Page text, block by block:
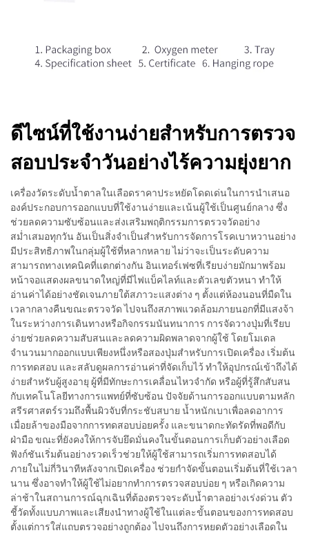
ดีไซน์ที่ใช้งานง่ายสำหรับการตรวจ
สอบประจำวันอย่างไร้ความยุ่งยาก
เครื่องวัดระดับน้ำตาลในเลือดราคาประหยัดโดดเด่นในการนำเสนอ
องค์ประกอบการออกแบบที่ใช้งานง่ายและเน้นผู้ใช้เป็นศูนย์กลาง ซึ่ง
ช่วยลดความซับซ้อนและส่งเสริมพฤติกรรมการตรวจวัดอย่าง
สม่ำเสมอทุกวัน อันเป็นสิ่งจำเป็นสำหรับการจัดการโรคเบาหวานอย่าง
มีประสิทธิภาพในกลุ่มผู้ใช้ที่หลากหลาย ไม่ว่าจะเป็นระดับความ
สามารถทางเทคนิคที่แตกต่างกัน อินเทอร์เฟซที่เรียบง่ายมักมาพร้อม
หน้าจอแสดงผลขนาดใหญ่ที่มีไฟแบ็คไลท์และตัวเลขตัวหนา ทำให้
อ่านค่าได้อย่างชัดเจนภายใต้สภาวะแสงต่าง ๆ ตั้งแต่ห้องนอนที่มืดใน
เวลากลางคืนขณะตรวจวัด ไปจนถึงสภาพแวดล้อมภายนอกที่มีแสงจ้า
ในระหว่างการเดินทางหรือกิจกรรมนันทนาการ การจัดวางปุ่มที่เรียบ
ง่ายช่วยลดความสับสนและลดความผิดพลาดจากผู้ใช้ โดยโมเดล
จำนวนมากออกแบบเพียงหนึ่งหรือสองปุ่มสำหรับการเปิดเครื่อง เริ่มต้น
การทดสอบ และสลับดูผลการอ่านค่าที่จัดเก็บไว้ ทำให้อุปกรณ์เข้าถึงได้
ง่ายสำหรับผู้สูงอายุ ผู้ที่มีทักษะการเคลื่อนไหวจำกัด หรือผู้ที่รู้สึกสับสน
กับเทคโนโลยีทางการแพทย์ที่ซับซ้อน ปัจจัยด้านการออกแบบตามหลัก
สรีรศาสตร์รวมถึงพื้นผิวจับที่กระชับสบาย น้ำหนักเบาเพื่อลดอาการ
เมื่อยล้าของมือจากการทดสอบบ่อยครั้ง และขนาดกะทัดรัดที่พอดีกับ
ฝ่ามือ ขณะที่ยังคงให้การจับยึดมั่นคงในขั้นตอนการเก็บตัวอย่างเลือด
ฟังก์ชันเริ่มต้นอย่างรวดเร็วช่วยให้ผู้ใช้สามารถเริ่มการทดสอบได้
ภายในไม่กี่วินาทีหลังจากเปิดเครื่อง ช่วยกำจัดขั้นตอนเริ่มต้นที่ใช้เวลา
นาน ซึ่งอาจทำให้ผู้ใช้ไม่อยากทำการตรวจสอบบ่อย ๆ หรือเกิดความ
ล่าช้าในสถานการณ์ฉุกเฉินที่ต้องตรวจระดับน้ำตาลอย่างเร่งด่วน ตัว
ชี้วัดทั้งแบบภาพและเสียงนำทางผู้ใช้ในแต่ละขั้นตอนของการทดสอบ
ตั้งแต่การใส่แถบตรวจอย่างถูกต้อง ไปจนถึงการหยดตัวอย่างเลือดใน